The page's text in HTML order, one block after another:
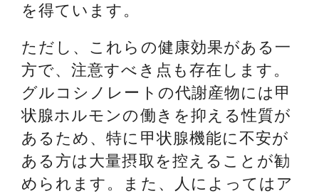
を得ています。
ただし、これらの健康効果がある一
方で、注意すべき点も存在します。
グルコシノレートの代謝産物には甲
状腺ホルモンの働きを抑える性質が
あるため、特に甲状腺機能に不安が
ある方は大量摂取を控えることが勧
められます。また、人によってはア